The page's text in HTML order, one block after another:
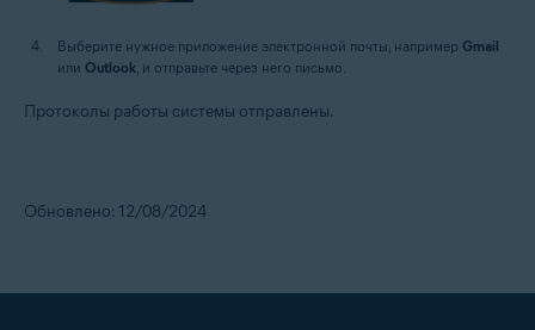
Выберите нужное приложение электронной почты, например Gmail
или Outlook, и отправьте через него письмо.
Протоколы работы системы отправлены.
Обновлено: 12/08/2024